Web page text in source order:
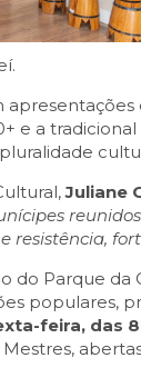
e a
Juliane
resistência,
do Parque da
populares,
feira, das